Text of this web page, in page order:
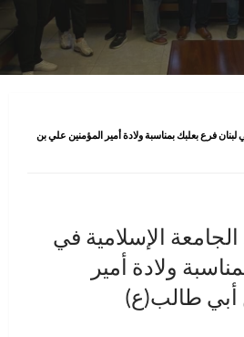
فرع بعلبك بمناسبة ولادة أمير المؤمنين علي بن
الإسلامية في
ولادة أمير
أبي طالب(ع)